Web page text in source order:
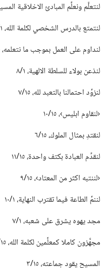
لنتعلَّم ونعلِّم المبادئ الاخلاقية
لنتمتع بالدرس الشخصي لكلمة الله،‏ ١/‏١٢
لنداوم على العمل بموجب ما نتعلمه،‏ ١٥/‏٩
لنذعن بولاء للسلطة الالهية،‏ ١/‏٨
لنزوِّد احتمالنا بالتعبد لله،‏ ١٥/‏٧
‏‹لنقاوم ابليس›،‏ ١٥/‏١٠
لنقتدِ بمثال الملوك،‏ ١٥/‏٦
لنقدِّم العبادة بكتف واحدة،‏ ١٥/‏١١
‏‹لننتبه اكثر من المعتاد›،‏ ١٥/‏٩
لننمِّ الطاعة فيما تقترب النهاية،‏ ١/‏١٠
مجد يهوه يشرق على شعبه،‏ ١/‏٧
مجهَّزون كاملا كمعلِّمين لكلمة الله،‏ ١٥/‏٢
المسيح يقود جماعته،‏ ١٥/‏٣